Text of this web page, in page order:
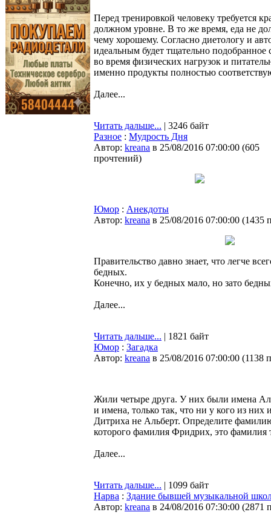
Перед тренировкой человеку требуется
должном уровне. В то же время, еда не
чему хорошему. Согласно диетологу и
идеальным будет тщательно подобранное
во время физических нагрузок и
именно продукты полностью
Далее...
Читать дальше... | 3246 байт
Разное : Мудрость Дня
Автор: kreana в 25/08/2016 07:00:00 (605
прочтений)
Юмор : Анекдоты
Автор: kreana в 25/08/2016 07:00:00 (1435
Правительство давно знает, что легче
бедных.
Конечно, их у бедных мало, но зато
Далее...
Читать дальше... | 1821 байт
Юмор : Загадка
Автор: kreana в 25/08/2016 07:00:00 (1138
Жили четыре друга. У них были имена
и имена, только так, что ни у кого из
Дитриха не Альберт. Определите
которого фамилия Фридрих, это фамилия
Далее...
Читать дальше... | 1099 байт
Нарва : Здание бывшей музыкальной
Автор: kreana в 24/08/2016 07:30:00 (2871